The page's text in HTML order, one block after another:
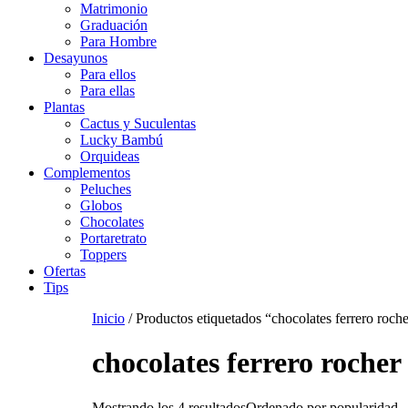
Matrimonio
Graduación
Para Hombre
Desayunos
Para ellos
Para ellas
Plantas
Cactus y Suculentas
Lucky Bambú
Orquideas
Complementos
Peluches
Globos
Chocolates
Portaretrato
Toppers
Ofertas
Tips
Inicio/ Productos etiquetados “chocolates ferrero
chocolates ferrero rocher